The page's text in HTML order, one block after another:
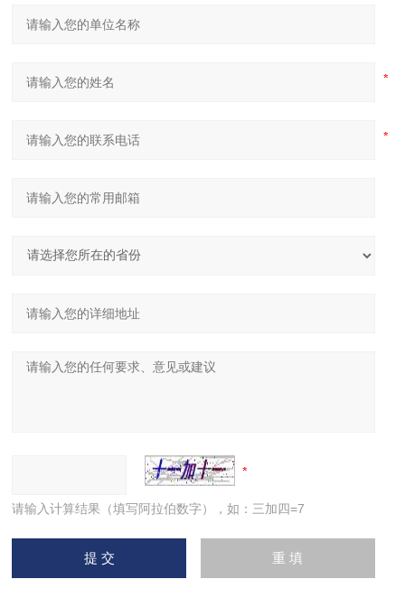
请输入计算结果（填写阿拉伯数字），如：三加四=7